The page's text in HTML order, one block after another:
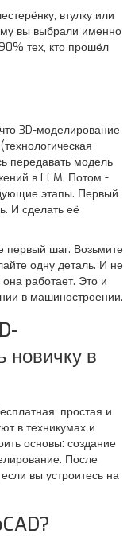
втулку или
вы выбрали именно
тех, кто прошёл
3D-моделирование
передавать модель
в FEM. Потом -
этапы. Первый
И сделать её
шаг. Возьмите
одну деталь. И не
работает. Это и
в машиностроении.
новичку в
простая и
в техникумах и
основы: создание
После
вы устроитесь на